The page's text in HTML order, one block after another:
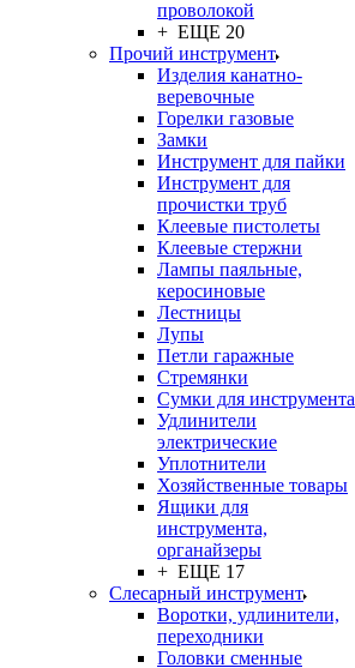
проволокой
+ ЕЩЕ 20
Прочий инструмент
Изделия канатно-
веревочные
Горелки газовые
Замки
Инструмент для пайки
Инструмент для
прочистки труб
Клеевые пистолеты
Клеевые стержни
Лампы паяльные,
керосиновые
Лестницы
Лупы
Петли гаражные
Стремянки
Сумки для инструмента
Удлинители
электрические
Уплотнители
Хозяйственные товары
Ящики для
инструмента,
органайзеры
+ ЕЩЕ 17
Слесарный инструмент
Воротки, удлинители,
переходники
Головки сменные